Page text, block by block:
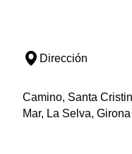
Dirección
Camino, Santa
Mar, La Selva, Girona